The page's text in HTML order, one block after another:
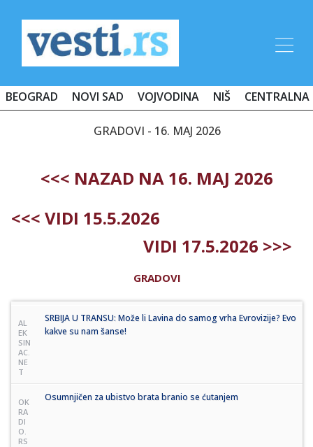
BEOGRAD NOVI SAD VOJVODINA NIŠ CENTRALNA
GRADOVI - 16. MAJ 2026
<<< NAZAD NA 16. MAJ 2026
<<< VIDI 15.5.2026
VIDI 17.5.2026 >>>
GRADOVI
AL
EK
SIN
AC.
NE
T
SRBIJA U TRANSU: Može li Lavina do samog vrha Evrovizije? Evo
kakve su nam šanse!
OK
RA
DI
O.
RS
Osumnjičen za ubistvo brata branio se ćutanjem